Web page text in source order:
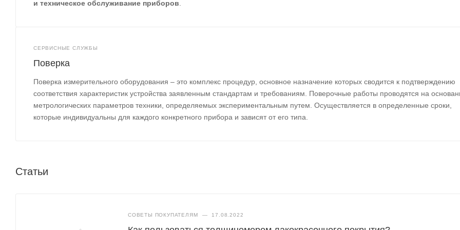
и техническое обслуживание приборов
СЕРВИСНЫЕ СЛУЖБЫ
Поверка
Поверка измерительного оборудования – это комплекс процедур, основное назначение которых сводится к подтверждению
соответствия характеристик устройства заявленным стандартам и требованиям. Поверочные работы проводятся на
метрологических параметров техники, определяемых экспериментальным путем. Осуществляется в определенные сроки,
которые индивидуальны для каждого конкретного прибора и зависят от его типа.
Статьи
СОВЕТЫ ПОКУПАТЕЛЯМ — 17.08.2022